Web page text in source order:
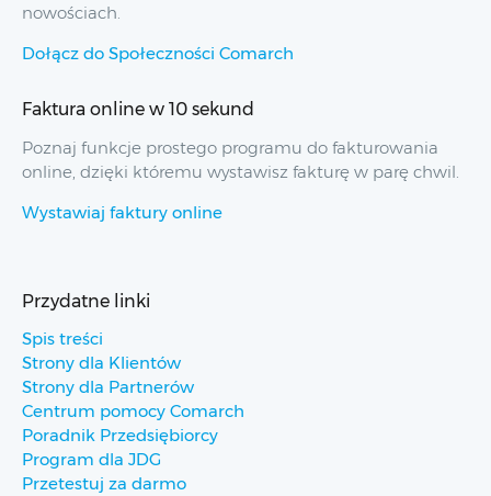
nowościach.
Dołącz do Społeczności Comarch
Faktura online w 10 sekund
Poznaj funkcje prostego programu do fakturowania
online, dzięki któremu wystawisz fakturę w parę chwil.
Wystawiaj faktury online
Przydatne linki
Spis treści
Strony dla Klientów
Strony dla Partnerów
Centrum pomocy Comarch
Poradnik Przedsiębiorcy
Program dla JDG
Przetestuj za darmo